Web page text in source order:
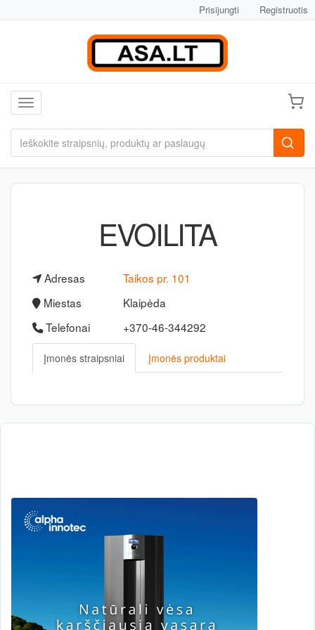
Prisijungti Registruotis
Toggle navigation
EVOILITA
Adresas
Taikos pr. 101
Miestas
Klaipėda
Telefonai
+370-46-344292
Įmonės straipsniai Įmonės produktai